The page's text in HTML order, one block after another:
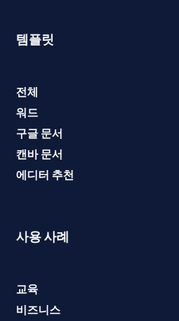
템플릿
전체
워드
구글 문서
캔바 문서
에디터 추천
사용 사례
교육
비즈니스